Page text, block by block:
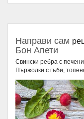
Направи сам
Бон Апети
Свински ребра с
Пържолки с гъби,